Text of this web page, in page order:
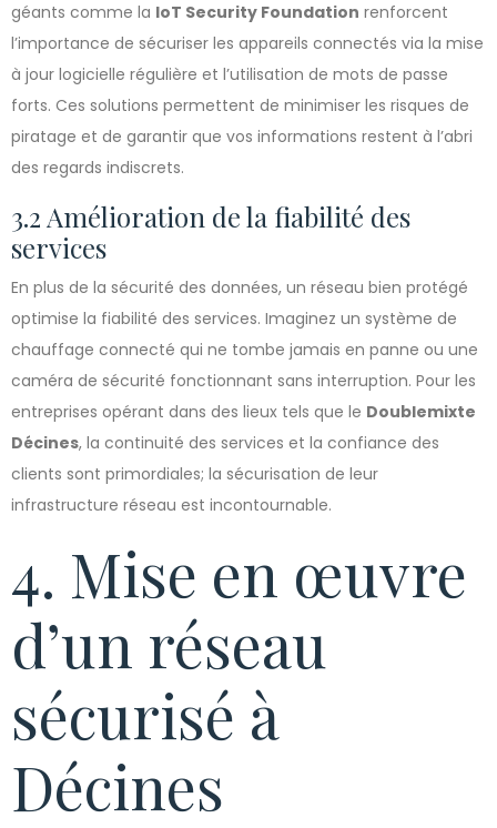
géants comme la IoT Security Foundation renforcent
l’importance de sécuriser les appareils connectés via la mise
à jour logicielle régulière et l’utilisation de mots de passe
forts. Ces solutions permettent de minimiser les risques de
piratage et de garantir que vos informations restent à l’abri
des regards indiscrets.
3.2 Amélioration de la fiabilité des
services
En plus de la sécurité des données, un réseau bien protégé
optimise la fiabilité des services. Imaginez un système de
chauffage connecté qui ne tombe jamais en panne ou une
caméra de sécurité fonctionnant sans interruption. Pour les
entreprises opérant dans des lieux tels que le Doublemixte
Décines, la continuité des services et la confiance des
clients sont primordiales; la sécurisation de leur
infrastructure réseau est incontournable.
4. Mise en œuvre
d’un réseau
sécurisé à
Décines